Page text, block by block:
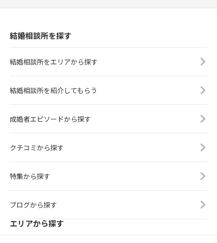
結婚相談所を探す
結婚相談所をエリアから探す
結婚相談所を紹介してもらう
成婚者エピソードから探す
クチコミから探す
特集から探す
ブログから探す
エリアから探す